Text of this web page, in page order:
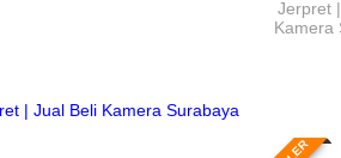
| Jual Beli Kamera Surabaya